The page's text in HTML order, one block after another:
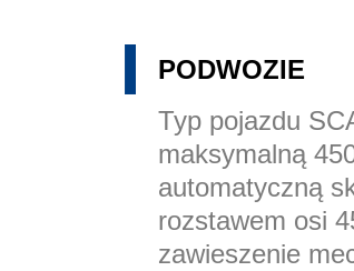
PODWOZIE
Typ pojazdu
maksymalną
automatyczną
rozstawem osi
zawieszenie